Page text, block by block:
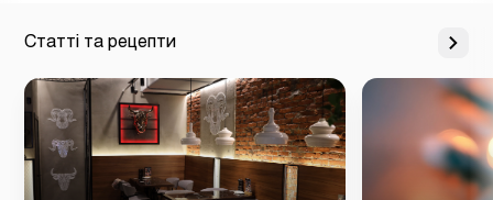
Статті та рецепти